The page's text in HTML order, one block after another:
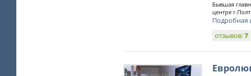
Бывшая
центре
Подробная
отзывов:7